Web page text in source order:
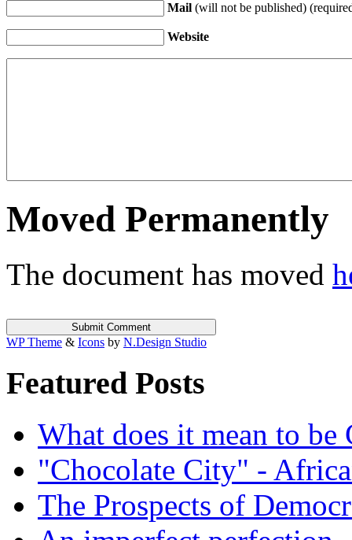
Mail (will not be published)
Website
Moved Permanently
The document has moved
WP Theme & Icons by N.Design Studio
Featured Posts
What does it mean to be
"Chocolate City" -
The Prospects of